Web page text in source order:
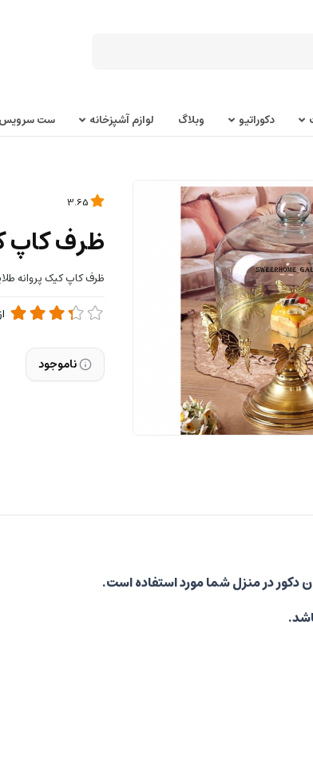
دکوراتیو وبلاگ لوازم آشپزخانه ست سرویس
ظرف کاپ
ظرف کاپ کیک پروانه
ناموجود
دکور در منزل شما مورد استفاده است.